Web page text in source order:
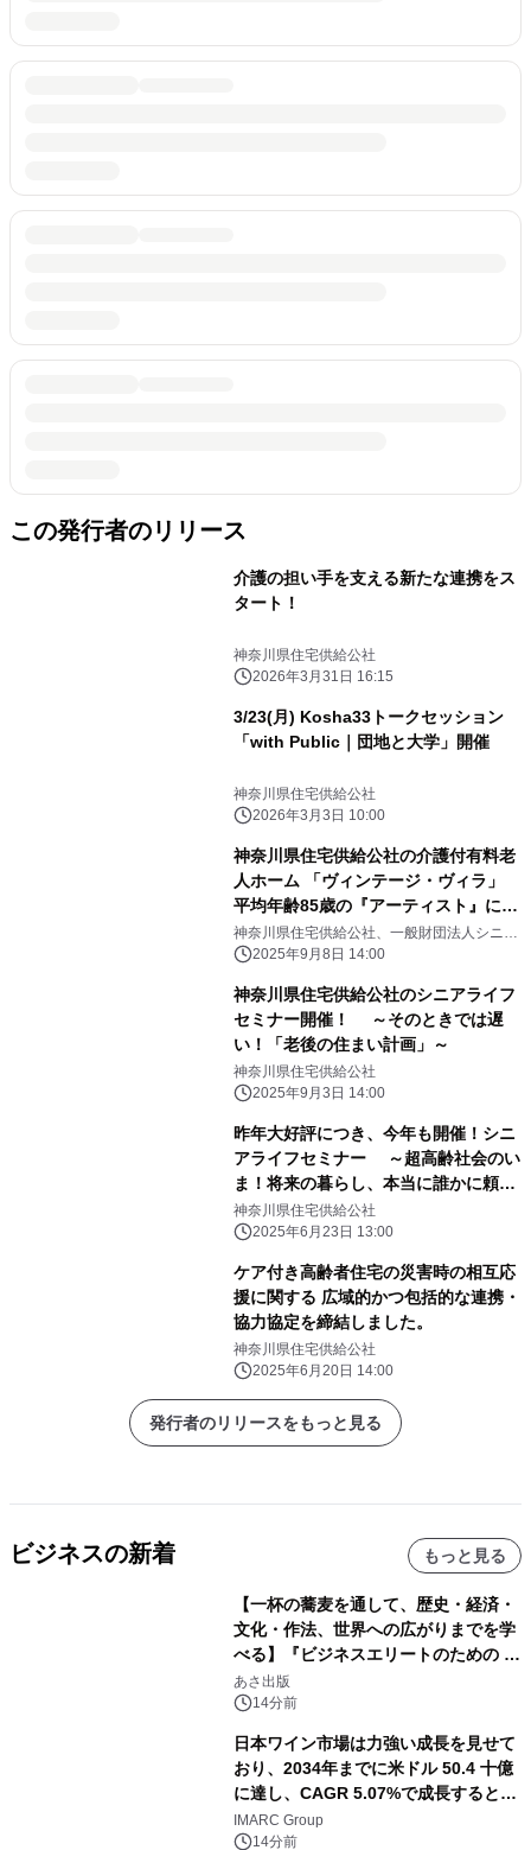
この発行者のリリース
介護の担い手を支える新たな連携をス
タート！
神奈川県住宅供給公社
2026年3月31日 16:15
3/23(月) Kosha33トークセッション
「with Public｜団地と大学」開催
神奈川県住宅供給公社
2026年3月3日 10:00
神奈川県住宅供給公社の介護付有料老
人ホーム 「ヴィンテージ・ヴィラ」
平均年齢85歳の『アーティスト』によ
る情熱の作品を大公開！ 第7回 ヴィン
テージ・ヴィラ アートの発表会
神奈川県住宅供給公社、一般財団法人シニア
ライフ振興財団
2025年9月8日 14:00
神奈川県住宅供給公社のシニアライフ
セミナー開催！ ～そのときでは遅
い！「老後の住まい計画」～
神奈川県住宅供給公社
2025年9月3日 14:00
昨年大好評につき、今年も開催！シニ
アライフセミナー ～超高齢社会のい
ま！将来の暮らし、本当に誰かに頼れ
ますか？～
神奈川県住宅供給公社
2025年6月23日 13:00
ケア付き高齢者住宅の災害時の相互応
援に関する 広域的かつ包括的な連携・
協力協定を締結しました。
神奈川県住宅供給公社
2025年6月20日 14:00
発行者のリリースをもっと見る
ビジネスの新着 もっと見る
【一杯の蕎麦を通して、歴史・経済・
文化・作法、世界への広がりまでを学
べる】『ビジネスエリートのための 教
養としての蕎麦』2026年8月25日
（火）発売
あさ出版
14分前
日本ワイン市場は力強い成長を見せて
おり、2034年までに米ドル 50.4 十億
に達し、CAGR 5.07%で成長すると予
測IMARC Group
14分前